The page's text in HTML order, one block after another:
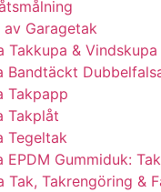
av Garagetak
Takkupa & Vindskupa
Bandtäckt
Takpapp
Takplåt
Tegeltak
EPDM Gummiduk:
Tak, Takrengöring &